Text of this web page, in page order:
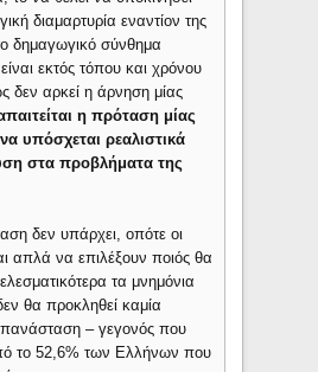
διαμαρτυρία εναντίον της
δημαγωγικό σύνθημα
εκτός τόπου και χρόνου
αρκεί η άρνηση μίας
η πρόταση μίας
υπόσχεται ρεαλιστικά
στα προβλήματα της
δεν υπάρχει, οπότε οι
απλά να επιλέξουν ποιός θα
τα μνημόνια
θα προκληθεί καμία
– γεγονός που
το 52,6% των Ελλήνων που